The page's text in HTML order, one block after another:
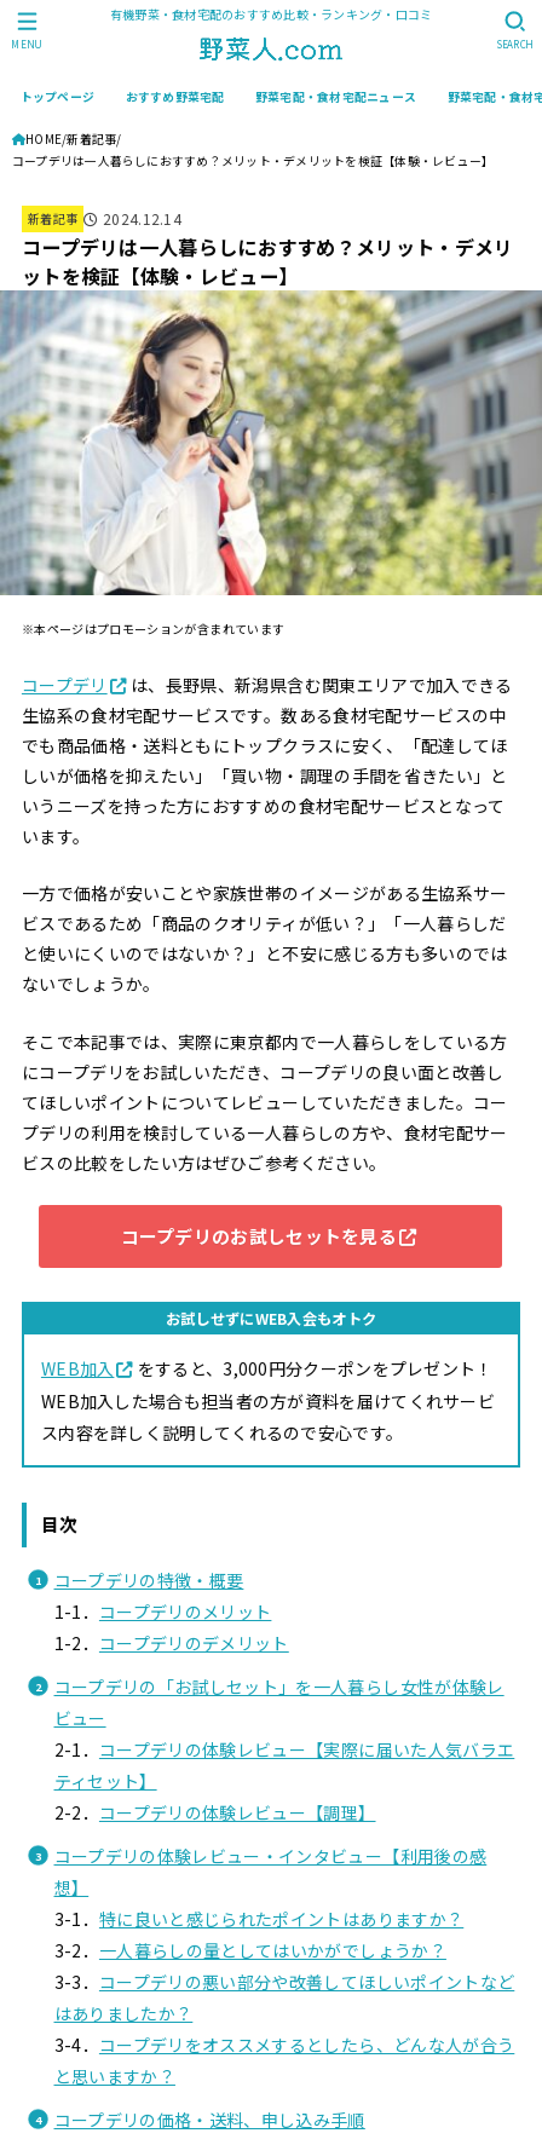
有機野菜・食材宅配のおすすめ比較・ランキング・口コミ
トップページ おすすめ野菜宅配 野菜宅配・食材宅配ニュース 野菜宅配・食材
SEARCH
MENU
HOME 新着記事
コープデリは一人暮らしにおすすめ？メリット・デメリットを検証【体験・レビュー】
新着記事 2024.12.14
コープデリは一人暮らしにおすすめ？メリット・デメリ
ットを検証【体験・レビュー】
※本ページはプロモーションが含まれています
コープデリ
は、長野県、新潟県含む関東エリアで加入できる
生協系の食材宅配サービスです。数ある食材宅配サービスの中
でも商品価格・送料ともにトップクラスに安く、「配達してほ
しいが価格を抑えたい」「買い物・調理の手間を省きたい」と
いうニーズを持った方におすすめの食材宅配サービスとなって
います。
一方で価格が安いことや家族世帯のイメージがある生協系サー
ビスであるため「商品のクオリティが低い？」「一人暮らしだ
と使いにくいのではないか？」と不安に感じる方も多いのでは
ないでしょうか。
そこで本記事では、実際に東京都内で一人暮らしをしている方
にコープデリをお試しいただき、コープデリの良い面と改善し
てほしいポイントについてレビューしていただきました。コー
プデリの利用を検討している一人暮らしの方や、食材宅配サー
ビスの比較をしたい方はぜひご参考ください。
コープデリのお試しセットを見る
お試しせずにWEB入会もオトク
WEB加入
をすると、3,000円分クーポンをプレゼント！
WEB加入した場合も担当者の方が資料を届けてくれサービ
ス内容を詳しく説明してくれるので安心です。
目次
コープデリの特徴・概要
1-1． コープデリのメリット
1-2． コープデリのデメリット
コープデリの「お試しセット」を一人暮らし女性が体験レ
ビュー
2-1． コープデリの体験レビュー【実際に届いた人気バラエ
ティセット】
2-2． コープデリの体験レビュー【調理】
コープデリの体験レビュー・インタビュー【利用後の感
想】
3-1． 特に良いと感じられたポイントはありますか？
3-2． 一人暮らしの量としてはいかがでしょうか？
3-3． コープデリの悪い部分や改善してほしいポイントなど
はありましたか？
3-4． コープデリをオススメするとしたら、どんな人が合う
と思いますか？
コープデリの価格・送料、申し込み手順